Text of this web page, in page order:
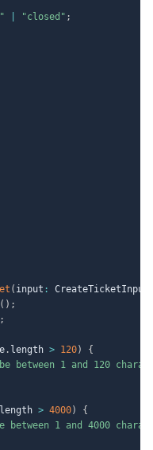
"closed" ;
( input : CreateTicketInput
( ) ;
;
. length > 120)
{
between 1 and 120
length > 4000)
{
between 1 and 4000